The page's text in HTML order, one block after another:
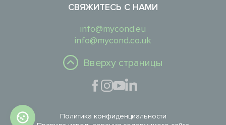
СВЯЖИТЕСЬ С НАМИ
info@mycond.eu
info@mycond.co.uk
Вверху страницы
Политика конфиденциальности